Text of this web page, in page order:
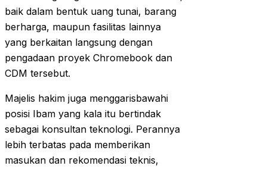
baik dalam bentuk uang tunai, barang
berharga, maupun fasilitas lainnya
yang berkaitan langsung dengan
pengadaan proyek Chromebook dan
CDM tersebut.
Majelis hakim juga menggarisbawahi
posisi Ibam yang kala itu bertindak
sebagai konsultan teknologi. Perannya
lebih terbatas pada memberikan
masukan dan rekomendasi teknis,